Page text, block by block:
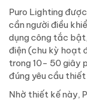
Puro Lighting
cần người điều
dụng công tắc
điện (chu kỳ hoạt
trong 10- 50 giây
đúng yêu cầu
Nhờ thiết kế này,